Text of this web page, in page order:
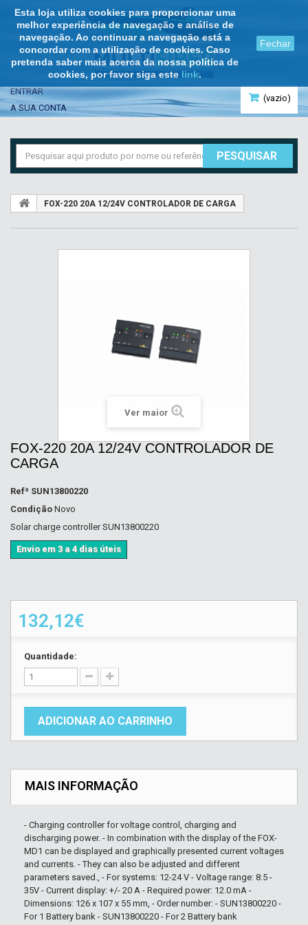
Esta loja utiliza cookies para proporcionar uma
melhor experiência de navegação e análise de
navegação. Ao continuar a navegação está a
concordar com a utilização de cookies. Caso
pretenda saber mais acerca da nossa política de
cookies, por favor siga este link.
Fechar
(vazio)
ENTRAR
A SUA CONTA
PESQUISAR
FOX-220 20A 12/24V CONTROLADOR DE CARGA
Ver maior
FOX-220 20A 12/24V CONTROLADOR DE
CARGA
Refª SUN13800220
Condição Novo
Solar charge controller SUN13800220
Envio em 3 a 4 dias úteis
132,12€
Quantidade:
ADICIONAR AO CARRINHO
MAIS INFORMAÇÃO
- Charging controller for voltage control, charging and
discharging power. - In combination with the display of the FOX-
MD1 can be displayed and graphically presented current voltages
and currents. - They can also be adjusted and different
parameters saved., - For systems: 12-24 V - Voltage range: 8.5 -
35V - Current display: +/- 20 A - Required power: 12.0 mA -
Dimensions: 126 x 107 x 55 mm, - Order number: - SUN13800220 -
For 1 Battery bank - SUN13800220 - For 2 Battery bank